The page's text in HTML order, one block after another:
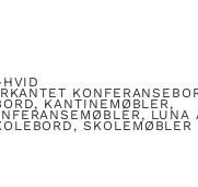
, KANTINEMØBLER,
, LUNA
,SKOLEMØBLER